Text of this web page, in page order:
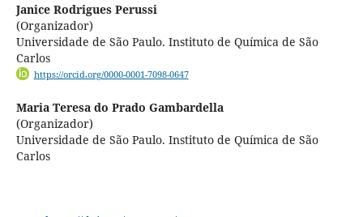
Janice Rodrigues Perussi
(Organizador)
Universidade de São Paulo. Instituto de Química de São
Carlos
https://orcid.org/0000-0001-7098-0647
Maria Teresa do Prado Gambardella
(Organizador)
Universidade de São Paulo. Instituto de Química de São
Carlos